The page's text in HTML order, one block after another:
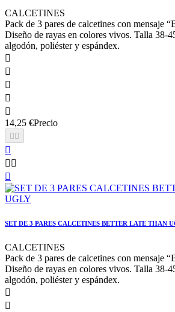
CALCETINES
Pack de 3 pares de calcetines con mensaje
Diseño de rayas en colores vivos. Talla 38-
algodón, poliéster y espándex.





14,25 €Precio
 

 

SET DE 3 PARES CALCETINES BETTER LATE THAN
CALCETINES
Pack de 3 pares de calcetines con mensaje
Diseño de rayas en colores vivos. Talla 38-
algodón, poliéster y espándex.

